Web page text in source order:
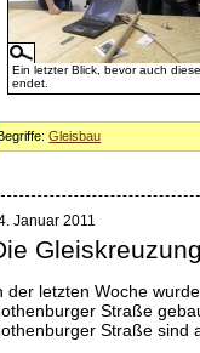
Ein letzter Blick, bevor auch
endet.
Begriffe:Gleisbau
Januar 2011
der letzten Woche
Straße
Straße sind